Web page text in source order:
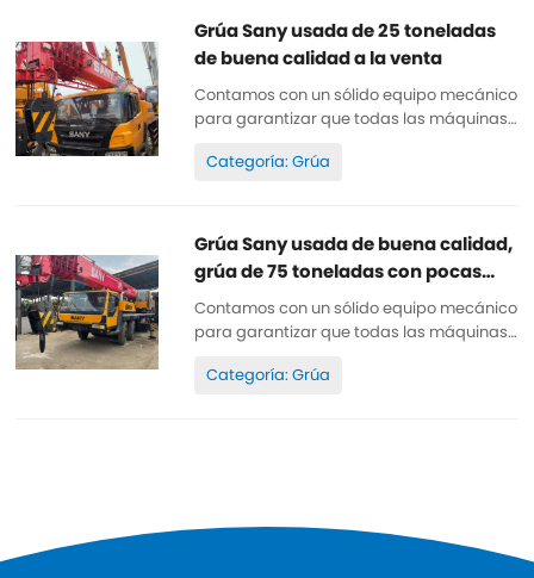
de trabajo reducidas, pintura original,
baratas y de alta calidad. Repuestos...
Grúa Sany usada de 25 toneladas
de buena calidad a la venta
Contamos con un sólido equipo mecánico
para garantizar que todas las máquinas
calidad y originales 100%. Todas las
de trabajo reducidas, pintura original,
baratas y de alta calidad. Repuestos...
Categoría: Grúa
Grúa Sany usada de buena calidad,
grúa de 75 toneladas con pocas
horas de trabajo
Contamos con un sólido equipo mecánico
para garantizar que todas las máquinas
calidad y originales 100%. Todas las
Categoría: Grúa